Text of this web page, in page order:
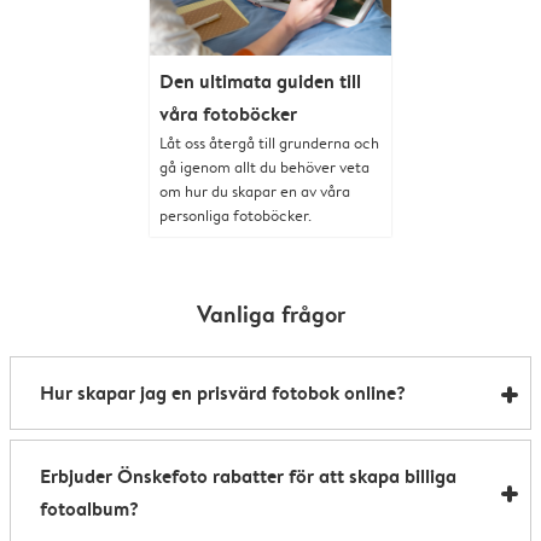
Den ultimata guiden till
våra fotoböcker
Låt oss återgå till grunderna och
gå igenom allt du behöver veta
om hur du skapar en av våra
personliga fotoböcker.
Vanliga frågor
Hur skapar jag en prisvärd fotobok online?
Att skapa en budgetvänlig fotobok är enklare än du
tror. Om du letar efter en prisvärd fotobok för
framkallning online har vi några enkla tips för att
Erbjuder Önskefoto rabatter för att skapa billiga
fotoalbum?